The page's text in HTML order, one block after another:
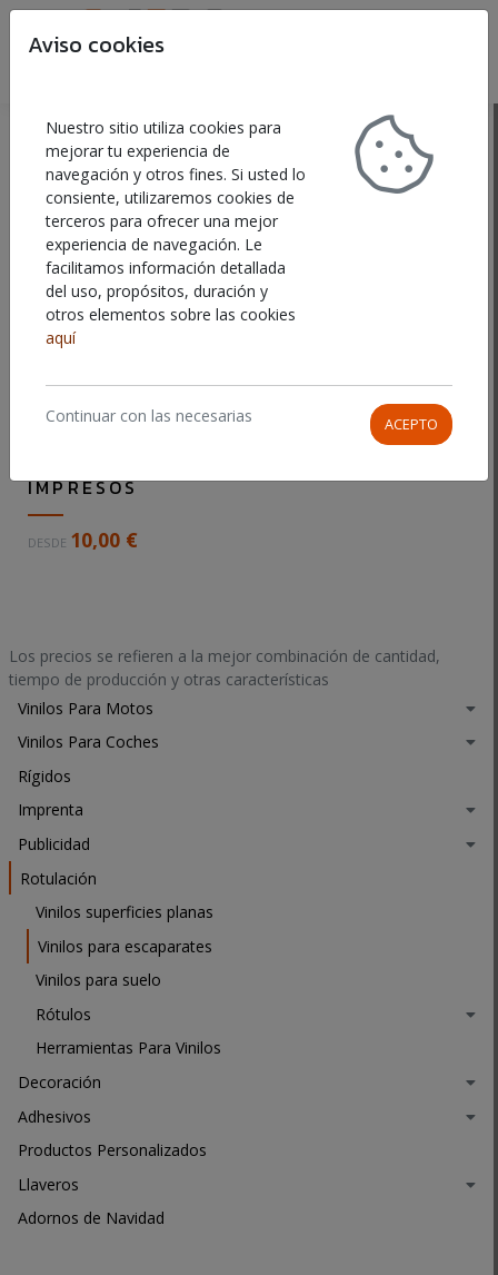
Vinilos Para Motos
Vinilos Para Coches
Rígidos
Imprenta
Publicidad
Rotulación
Vinilos superficies planas
Vinilos para escaparates
Vinilos para suelo
Rótulos
Herramientas Para Vinilos
Decoración
Adhesivos
Productos Personalizados
Llaveros
Adornos de Navidad
VINILOS PARA ESCAPARATES
Mostrando1-1 de1elemento. ORDENAR POR
IMPRESOS
D
i
p
c
ó
n
a
r
a
DESDE 10,00 €
Los precios se refieren a la mejor combinación de cantidad,
tiempo de producción y otras características
Aviso cookies
Nuestro sitio utiliza cookies para
mejorar tu experiencia de
navegación y otros fines. Si usted lo
consiente, utilizaremos cookies de
terceros para ofrecer una mejor
experiencia de navegación. Le
facilitamos información detallada
del uso, propósitos, duración y
otros elementos sobre las cookies
aquí
Continuar con las necesarias ACEPTO